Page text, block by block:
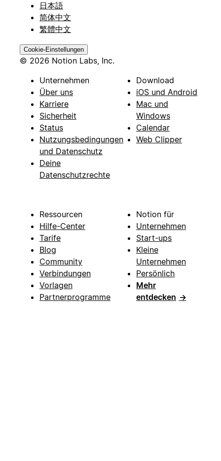
日本語
简体中文
繁體中文
Cookie-Einstellungen
© 2026 Notion Labs, Inc.
Unternehmen
Über uns
Karriere
Sicherheit
Status
Nutzungsbedingungen
und Datenschutz
Deine
Datenschutzrechte
Download
iOS und Android
Mac und
Windows
Calendar
Web Clipper
Ressourcen
Hilfe-Center
Tarife
Blog
Community
Verbindungen
Vorlagen
Partnerprogramme
Notion für
Unternehmen
Start-ups
Kleine
Unternehmen
Persönlich
Mehr
entdecken →